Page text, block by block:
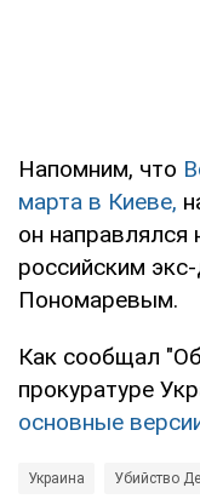
Напомним, что
марта в Киеве,
он направлялся
российским
Пономаревым.
Как сообщал
прокуратуре
основные
Украина Убийство